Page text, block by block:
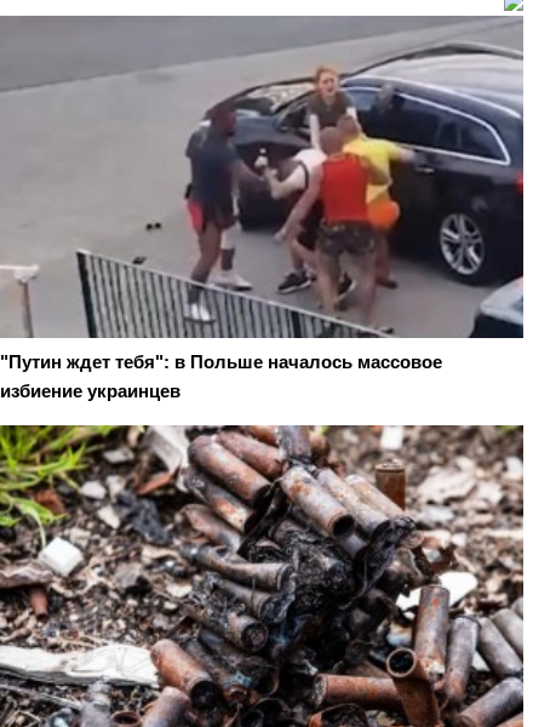
"Путин ждет тебя": в Польше началось массовое
избиение украинцев